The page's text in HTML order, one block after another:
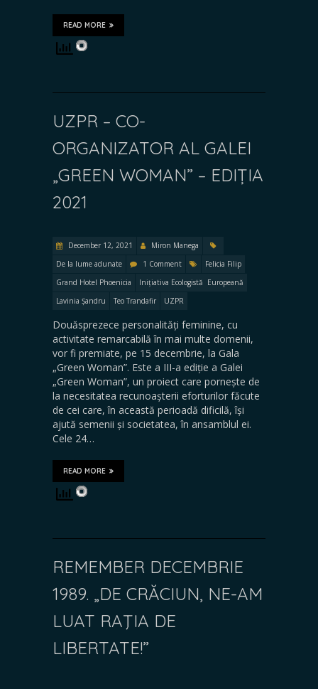
READ MORE
UZPR – CO-
ORGANIZATOR AL GALEI
„GREEN WOMAN” – EDIȚIA
2021
December 12, 2021
Miron Manega
De la lume adunate
1 Comment
Felicia Filip
Grand Hotel Phoenicia
Inițiativa Ecologistă Europeană
Lavinia Șandru
Teo Trandafir UZPR
Douăsprezece personalități feminine, cu
activitate remarcabilă în mai multe domenii,
vor fi premiate, pe 15 decembrie, la Gala
„Green Woman”. Este a III-a ediție a Galei
„Green Woman”, un proiect care pornește de
la necesitatea recunoașterii eforturilor făcute
de cei care, în această perioadă dificilă, își
ajută semenii și societatea, în ansamblul ei.
Cele 24…
READ MORE
REMEMBER DECEMBRIE
1989. „DE CRĂCIUN, NE-AM
LUAT RAŢIA DE
LIBERTATE!”